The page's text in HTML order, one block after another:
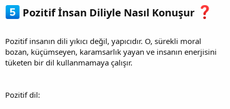
Pozitif İnsan Diliyle Nasıl Konuşur
Pozitif insanın dili yıkıcı değil, yapıcıdır. O, sürekli moral
bozan, küçümseyen, karamsarlık yayan ve insanın enerjisini
tüketen bir dil kullanmamaya çalışır.
Pozitif dil: